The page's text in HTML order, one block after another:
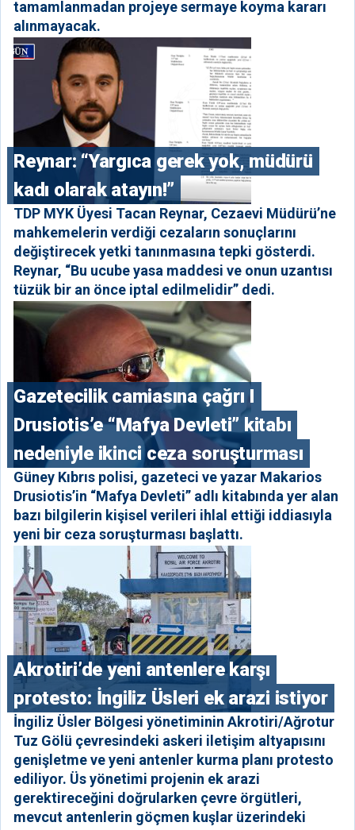
tamamlanmadan projeye sermaye koyma kararı
alınmayacak.
Reynar: “Yargıca gerek yok, müdürü
kadı olarak atayın!”
TDP MYK Üyesi Tacan Reynar, Cezaevi Müdürü’ne
mahkemelerin verdiği cezaların sonuçlarını
değiştirecek yetki tanınmasına tepki gösterdi.
Reynar, “Bu ucube yasa maddesi ve onun uzantısı
tüzük bir an önce iptal edilmelidir” dedi.
Gazetecilik camiasına çağrı I
⁠Drusiotis’e “Mafya Devleti” kitabı
nedeniyle ikinci ceza soruşturması
Güney Kıbrıs polisi, gazeteci ve yazar Makarios
Drusiotis’in “Mafya Devleti” adlı kitabında yer alan
bazı bilgilerin kişisel verileri ihlal ettiği iddiasıyla
yeni bir ceza soruşturması başlattı.
⁠Akrotiri’de yeni antenlere karşı
protesto: İngiliz Üsleri ek arazi istiyor
İngiliz Üsler Bölgesi yönetiminin Akrotiri/Ağrotur
Tuz Gölü çevresindeki askeri iletişim altyapısını
genişletme ve yeni antenler kurma planı protesto
ediliyor. Üs yönetimi projenin ek arazi
gerektireceğini doğrularken çevre örgütleri,
mevcut antenlerin göçmen kuşlar üzerindeki